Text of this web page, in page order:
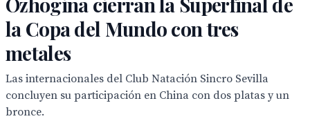
la Copa del Mundo con tres
metales
Las internacionales del Club Natación Sincro Sevilla
concluyen su participación en China con dos platas y un
bronce.